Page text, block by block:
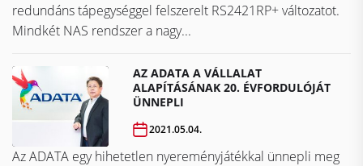
redundáns tápegységgel felszerelt RS2421RP+ változatot.
Mindkét NAS rendszer a nagy...
AZ ADATA A VÁLLALAT
ALAPÍTÁSÁNAK 20. ÉVFORDULÓJÁT
ÜNNEPLI
2021.05.04.
Az ADATA egy hihetetlen nyereményjátékkal ünnepli meg